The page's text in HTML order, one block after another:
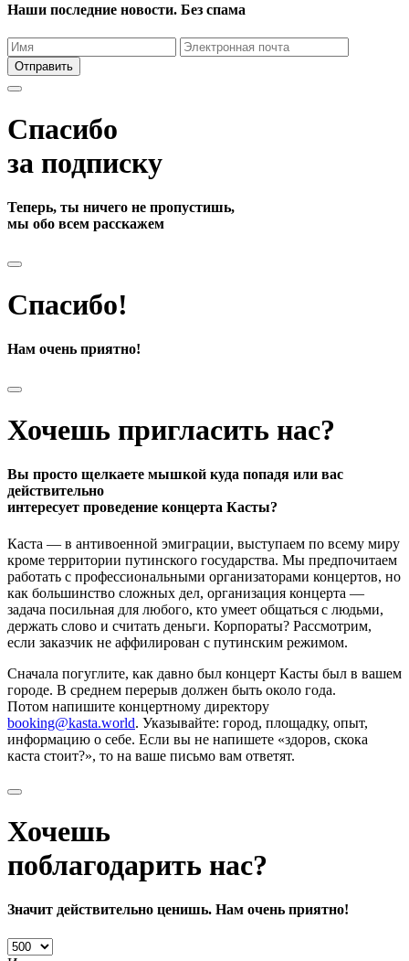
Наши последние новости. Без спама
Отправить
Спасибо
за подписку
Теперь, ты ничего не пропустишь,
мы обо всем расскажем
Спасибо!
Нам очень приятно!
Хочешь пригласить нас?
Вы просто щелкаете мышкой куда попадя или вас
действительно
интересует проведение концерта Касты?
Каста — в антивоенной эмиграции, выступаем по всему миру
кроме территории путинского государства. Мы предпочитаем
работать с профессиональными организаторами концертов, но
как большинство сложных дел, организация концерта —
задача посильная для любого, кто умеет общаться с людьми,
держать слово и считать деньги. Корпораты? Рассмотрим,
если заказчик не аффилирован с путинским режимом.
Сначала погуглите, как давно был концерт Касты был в вашем
городе. В среднем перерыв должен быть около года.
Потом напишите концертному директору
booking@kasta.world. Указывайте: город, площадку, опыт,
информацию о себе. Если вы не напишете «здоров, скока
каста стоит?», то на ваше письмо вам ответят.
Хочешь
поблагодарить нас?
Значит действительно ценишь. Нам очень приятно!